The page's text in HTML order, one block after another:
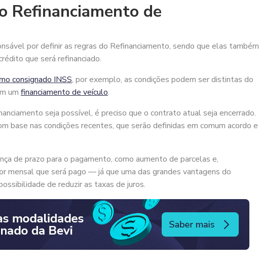
Refinanciamento de
por definir as regras do Refinanciamento, sendo que elas também
que será refinanciado.
consignado INSS, por exemplo, as condições podem ser distintas do
um financiamento de veículo.
seja possível, é preciso que o contrato atual seja encerrado.
base nas condições recentes, que serão definidas em comum acordo e
de prazo para o pagamento, como aumento de parcelas e,
mensal que será pago — já que uma das grandes vantagens do
de reduzir as taxas de juros.